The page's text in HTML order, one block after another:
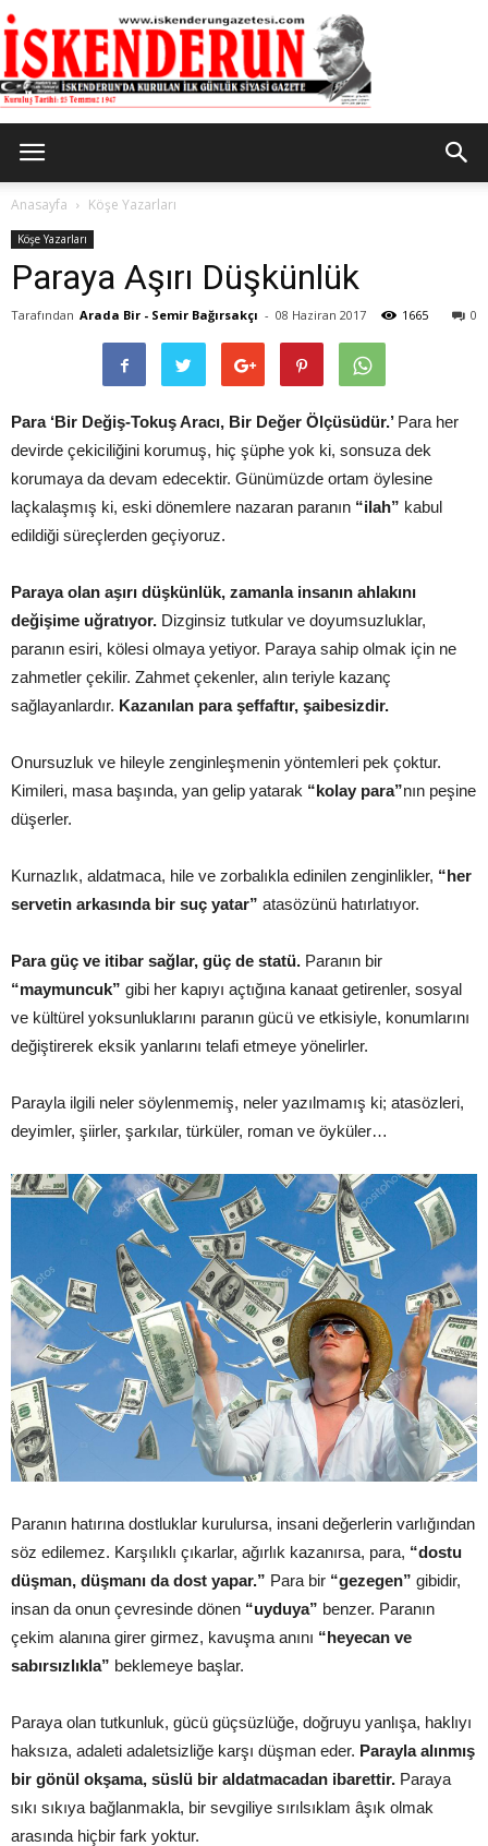
Gazetesi
Anasayfa Köşe Yazarları
Köşe Yazarları
Paraya Aşırı Düşkünlük
Tarafından Arada Bir - Semir Bağırsakçı - 08 Haziran 2017 0
1665
Para ‘Bir Değiş-Tokuş Aracı, Bir Değer Ölçüsüdür.’ Para her
devirde çekiciliğini korumuş, hiç şüphe yok ki, sonsuza dek
korumaya da devam edecektir. Günümüzde ortam öylesine
laçkalaşmış ki, eski dönemlere nazaran paranın “ilah” kabul
edildiği süreçlerden geçiyoruz.
Paraya olan aşırı düşkünlük, zamanla insanın ahlakını
değişime uğratıyor. Dizginsiz tutkular ve doyumsuzluklar,
paranın esiri, kölesi olmaya yetiyor. Paraya sahip olmak için ne
zahmetler çekilir. Zahmet çekenler, alın teriyle kazanç
sağlayanlardır. Kazanılan para şeffaftır, şaibesizdir.
Onursuzluk ve hileyle zenginleşmenin yöntemleri pek çoktur.
Kimileri, masa başında, yan gelip yatarak “kolay para”nın peşine
düşerler.
Kurnazlık, aldatmaca, hile ve zorbalıkla edinilen zenginlikler, “her
servetin arkasında bir suç yatar” atasözünü hatırlatıyor.
Para güç ve itibar sağlar, güç de statü. Paranın bir
“maymuncuk” gibi her kapıyı açtığına kanaat getirenler, sosyal
ve kültürel yoksunluklarını paranın gücü ve etkisiyle, konumlarını
değiştirerek eksik yanlarını telafi etmeye yönelirler.
Parayla ilgili neler söylenmemiş, neler yazılmamış ki; atasözleri,
deyimler, şiirler, şarkılar, türküler, roman ve öyküler…
Paranın hatırına dostluklar kurulursa, insani değerlerin varlığından
söz edilemez. Karşılıklı çıkarlar, ağırlık kazanırsa, para, “dostu
düşman, düşmanı da dost yapar.” Para bir “gezegen” gibidir,
insan da onun çevresinde dönen “uyduya” benzer. Paranın
çekim alanına girer girmez, kavuşma anını “heyecan ve
sabırsızlıkla” beklemeye başlar.
Paraya olan tutkunluk, gücü güçsüzlüğe, doğruyu yanlışa, haklıyı
haksıza, adaleti adaletsizliğe karşı düşman eder. Parayla alınmış
bir gönül okşama, süslü bir aldatmacadan ibarettir. Paraya
sıkı sıkıya bağlanmakla, bir sevgiliye sırılsıklam âşık olmak
arasında hiçbir fark yoktur.